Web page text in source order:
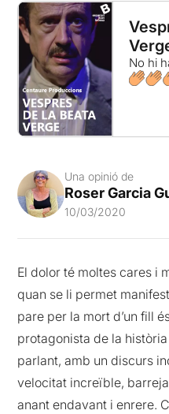
No hi
Una opinió de
Roser Garcia
10/03/2020
El dolor té moltes cares i
quan se li permet
pare per la mort d’un fill
protagonista de la
parlant, amb un discurs
velocitat increïble,
anant endavant i enrere.